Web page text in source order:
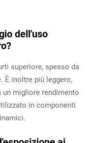
dell'uso
superiore, spesso da
È inoltre più leggero,
migliore rendimento
in componenti